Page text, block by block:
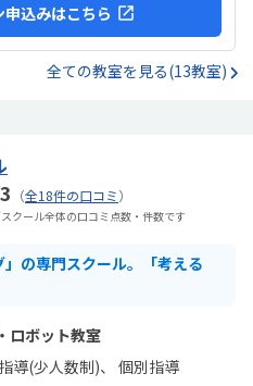
込みはこちら
全ての教室を見る(13教室)
（全18件の口コミ）
クール全体の口コミ点数・件数です
の専門スクール。「考える
ロボット教室
導(少人数制)
個別指導